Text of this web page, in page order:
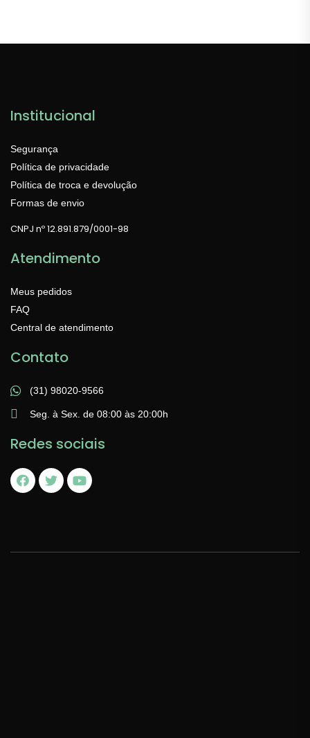
Institucional
Segurança
Política de privacidade
Política de troca e devolução
Formas de envio
CNPJ nº 12.891.879/0001-98
Atendimento
Meus pedidos
FAQ
Central de atendimento
Contato
(31) 98020-9566
Seg. à Sex. de 08:00 às 20:00h
Redes sociais